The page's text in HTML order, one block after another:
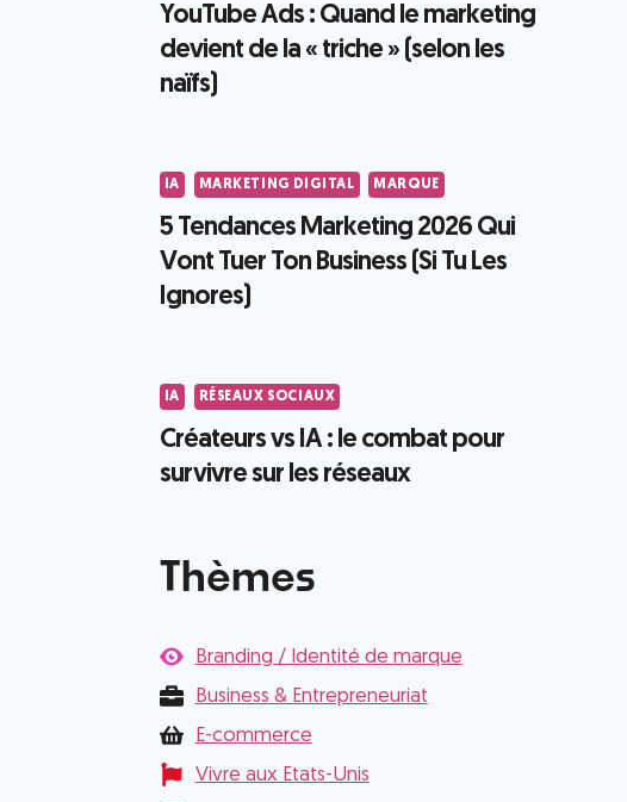
YouTube Ads : Quand le marketing
devient de la « triche » (selon les
naïfs)
IA MARKETING DIGITAL MARQUE
5 Tendances Marketing 2026 Qui
Vont Tuer Ton Business (Si Tu Les
Ignores)
IA RÉSEAUX SOCIAUX
Créateurs vs IA : le combat pour
survivre sur les réseaux
Thèmes
Branding / Identité de marque
Business & Entrepreneuriat
E-commerce
Vivre aux Etats-Unis